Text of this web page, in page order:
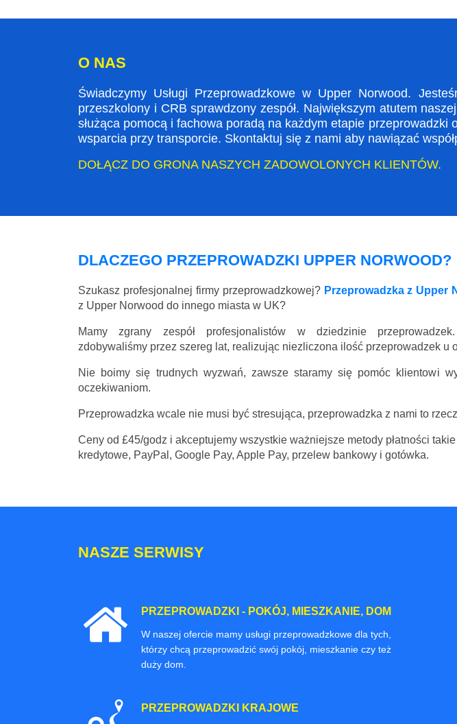
O NAS
Świadczymy Usługi Przeprowadzkowe w Upper Norwood.
przeszkolony i CRB sprawdzony zespół. Największym atutem
służąca pomocą i fachowa poradą na każdym etapie
wsparcia przy transporcie. Skontaktuj się z nami aby nawiązać
DOŁĄCZ DO GRONA NASZYCH ZADOWOLONYCH KLIENTÓW.
DLACZEGO PRZEPROWADZKI UPPER NORWOOD?
Szukasz profesjonalnej firmy przeprowadzkowej? Przeprowadzka z Upper
z Upper Norwood do innego miasta w UK?
Mamy zgrany zespół profesjonalistów w dziedzinie
zdobywaliśmy przez szereg lat, realizując niezliczona ilość przeprowadzek u
Nie boimy się trudnych wyzwań, zawsze staramy się pomóc klientowi
oczekiwaniom.
Przeprowadzka wcale nie musi być stresująca, przeprowadzka z nami to
Ceny od £45/godz i akceptujemy wszystkie ważniejsze metody płatności
kredytowe, PayPal, Google Pay, Apple Pay, przelew bankowy i gotówka.
NASZE SERWISY
PRZEPROWADZKI - POKÓJ, MIESZKANIE, DOM
W naszej ofercie mamy usługi przeprowadzkowe dla tych,
którzy chcą przeprowadzić swój pokój, mieszkanie czy też
duży dom.
PRZEPROWADZKI KRAJOWE